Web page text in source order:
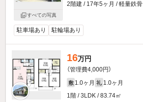
すべての写真
2階建 / 17年5ヶ月 / 軽量鉄骨
駐車場あり 駐輪場あり
16万円
（管理費4,000円）
敷 1.0ヶ月 礼 1.0ヶ月
1階 / 3LDK / 83.74㎡